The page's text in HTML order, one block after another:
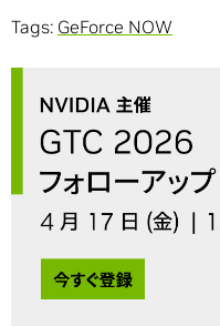
Tags: GeForce NOW